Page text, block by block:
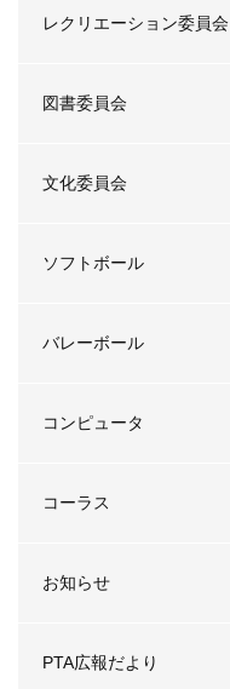
レクリエーション委員会
図書委員会
文化委員会
ソフトボール
バレーボール
コンピュータ
コーラス
お知らせ
PTA広報だより